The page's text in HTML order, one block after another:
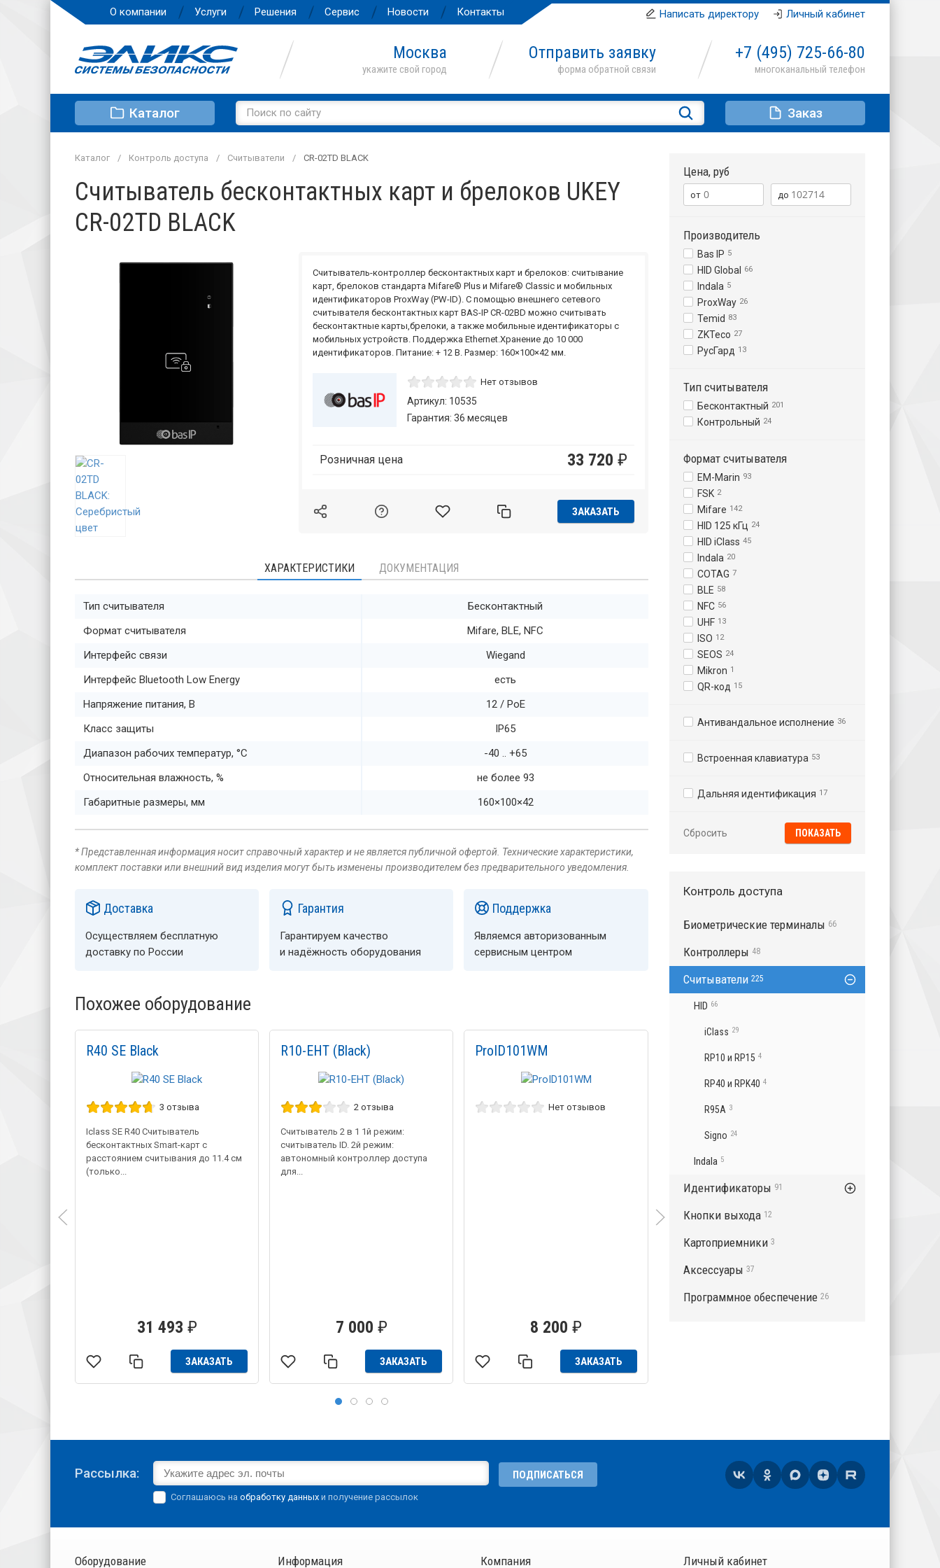
О компании Услуги Решения Сервис Новости Контакты Написать директору Личный кабинет
Москва Отправить заявку +7 (495) 725-66-80
Каталог Заказ
Каталог Контроль доступа Считыватели CR-02TD BLACK
Считыватель бесконтактных карт и брелоков UKEY
CR-02TD BLACK
Считыватель-контроллер бесконтактных карт и брелоков: считывание
карт, брелоков стандарта Mifare® Plus и Mifare® Classic и мобильных
идентификаторов ProxWay (PW-ID). С помощью внешнего сетевого
считывателя бесконтактных карт BAS-IP CR-02BD можно считывать
бесконтактные карты,брелоки, а также мобильные идентификаторы с
мобильных устройств. Поддержка Ethernet.Хранение до 10 000
идентификаторов. Питание: + 12 В. Размер: 160×100×42 мм.
Нет отзывов
Артикул: 10535
Гарантия: 36 месяцев
Розничная цена 33 720 ₽
ЗАКАЗАТЬ
ХАРАКТЕРИСТИКИ ДОКУМЕНТАЦИЯ
Тип считывателя
Бесконтактный
Формат считывателя
Mifare, BLE, NFC
Интерфейс связи
Wiegand
Интерфейс Bluetooth Low Energy
есть
Напряжение питания, В
12 / PoE
Класс защиты
IP65
Диапазон рабочих температур, °C
-40 .. +65
Относительная влажность, %
не более 93
Габаритные размеры, мм
160×100×42
* Представленная информация носит справочный характер и не является публичной офертой. Технические характеристики,
комплект поставки или внешний вид изделия могут быть изменены производителем без предварительного уведомления.
Доставка
Осуществляем бесплатную
доставку по России
Гарантия
Гарантируем качество
и надёжность оборудования
Поддержка
Являемся авторизованным
сервисным центром
Похожее оборудование
R40 SE Black
3 отзыва
Iclass SE R40 Считыватель
бесконтактных Smart-карт с
расстоянием считывания до 11.4 см
(только...
31 493 ₽
ЗАКАЗАТЬ
R10-EHT (Black)
2 отзыва
Считыватель 2 в 1 1й режим:
считыватель ID. 2й режим:
автономный контроллер доступа
для...
7 000 ₽
ЗАКАЗАТЬ
ProID101WM
Нет отзывов
8 200 ₽
ЗАКАЗАТЬ
QR600-H-E
Цена, руб
Производитель
Bas IP 5
HID Global 66
Indala 5
ProxWay 26
Temid 83
ZKTeco 27
РусГард 13
Тип считывателя
Бесконтактный 201
Контрольный 24
Формат считывателя
EM-Marin 93
FSK 2
Mifare 142
HID 125 кГц 24
HID iClass 45
Indala 20
COTAG 7
BLE 58
NFC 56
UHF 13
ISO 12
SEOS 24
Mikron 1
QR-код 15
Антивандальное исполнение 36
Встроенная клавиатура 53
Дальняя идентификация 17
Сбросить
Контроль доступа
Биометрические терминалы 66
Контроллеры 48
Считыватели 225
HID 66
iClass 29
RP10 и RP15 4
RP40 и RPK40 4
R95A 3
Signo 24
Indala 5
Идентификаторы 91
Кнопки выхода 12
Картоприемники 3
Аксессуары 37
Программное обеспечение 26
Рассылка: ПОДПИСАТЬСЯ
Соглашаюсь на обработку данных и получение рассылок
Оборудование Информация Компания Личный кабинет